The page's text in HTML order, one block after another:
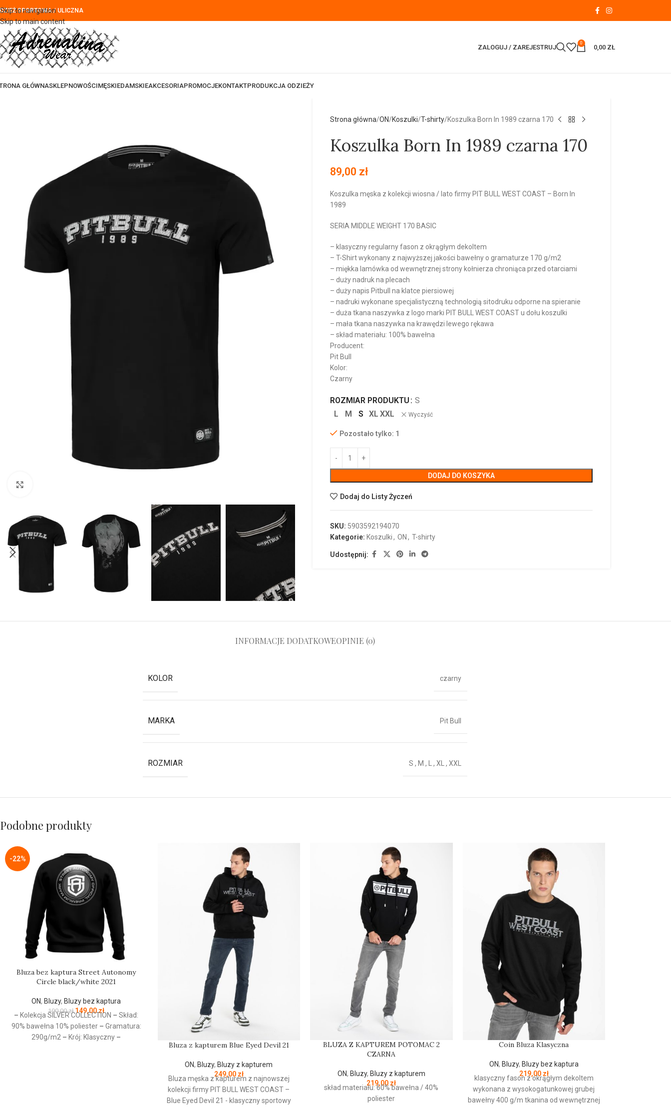
Skip to navigation
Skip to main content
SPORTOWA / ULICZNA
ZALOGUJ / ZAREJESTRUJ
0
0,00 ZŁ
GŁÓWNASKLEPNOWOŚCIMĘSKIEDAMSKIEAKCESORIAPROMOCJEKONTAKTPRODUKCJA ODZIEŻY
Strona główna ON Koszulki T-shirty Koszulka Born In 1989 czarna 170
Koszulka Born In 1989 czarna 170
89,00 zł
Koszulka męska z kolekcji wiosna / lato firmy PIT BULL WEST COAST – Born In
1989
SERIA MIDDLE WEIGHT 170 BASIC
– klasyczny regularny fason z okrągłym dekoltem
– T-Shirt wykonany z najwyższej jakości bawełny o gramaturze 170 g/m2
– miękka lamówka od wewnętrznej strony kołnierza chroniąca przed otarciami
– duży nadruk na plecach
– duży napis Pitbull na klatce piersiowej
– nadruki wykonane specjalistyczną technologią sitodruku odporne na spieranie
– duża tkana naszywka z logo marki PIT BULL WEST COAST u dołu koszulki
– mała tkana naszywka na krawędzi lewego rękawa
– skład materiału: 100% bawełna
Producent:
Pit Bull
Kolor:
Czarny
ROZMIAR PRODUKTU
S
L
M S XL XXL Wyczyść
Pozostało tylko: 1
DODAJ DO KOSZYKA
Dodaj do Listy Życzeń
SKU: 5903592194070
Kategorie: Koszulki, ON , T-shirty
Udostępnij:
INFORMACJE DODATKOWEOPINIE (0)
KOLOR czarny
MARKA Pit Bull
ROZMIAR S , M , L , XL , XXL
Podobne produkty
-22%
Bluza bez kaptura Street Autonomy
Circle black/white 2021
ON, Bluzy, Bluzy bez kaptura
190,00zł 149,00zł
– Kolekcja SILVER COLLECTION – Skład:
90% bawełna 10% poliester – Gramatura:
290g/m2 – Krój: Klasyczny –
Bluza z kapturem Blue Eyed Devil 21
ON, Bluzy, Bluzy z kapturem
249,00 zł
Bluza męska z kapturem z najnowszej
kolekcji firmy PIT BULL WEST COAST –
Blue Eyed Devil 21 - klasyczny sportowy
BLUZA Z KAPTUREM POTOMAC 2
CZARNA
ON, Bluzy, Bluzy z kapturem
219,00 zł
skład materiału: 60% bawełna / 40%
poliester
Coin Bluza Klasyczna
ON, Bluzy, Bluzy bez kaptura
219,00 zł
klasyczny fason z okrągłym dekoltem
wykonana z wysokogatunkowej grubej
bawełny 400 g/m tkanina od wewnętrznej